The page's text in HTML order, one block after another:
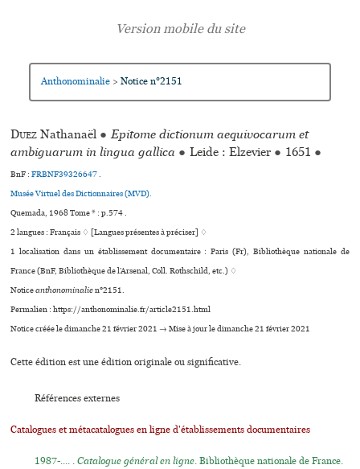
Anthonominalie > Notice n°2151
Duez Nathanaël ● Epitome dictionum aequivocarum et
ambiguarum in lingua gallica ● Leide : Elzevier ● 1651 ●
BnF :FRBNF39326647.
Musée Virtuel des Dictionnaires (MVD).
Quemada, 1968 Tome * : p.574 .
2 langues :Français ♢ [Langues présentes à préciser] ♢
1 localisation dans un établissement documentaire : Paris (Fr), Bibliothèque nationale de
France (BnF, Bibliothèque de l’Arsenal, Coll. Rothschild, etc.) ♢
Noticeanthonominalien°2151.
Permalien : https://anthonominalie.fr/article2151.html
Notice créée le dimanche 21 février 2021 → Mise à jour le dimanche 21 février 2021
Cette édition est une édition originale ou significative.
Références externes
Catalogues et métacatalogues en ligne d'établissements documentaires
1987-.... .Catalogue général en ligne. Bibliothèque nationale de France.